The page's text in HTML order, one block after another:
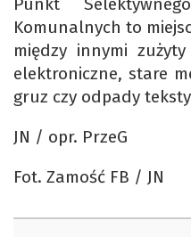
Komunalnych to
między innymi
elektroniczne, stare
gruz czy odpady
JN / opr. PrzeG
Fot. Zamość FB / JN